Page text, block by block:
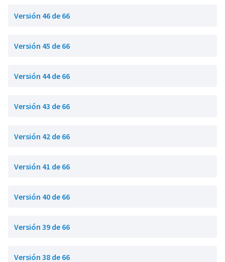
Versión 46 de 66
Versión 45 de 66
Versión 44 de 66
Versión 43 de 66
Versión 42 de 66
Versión 41 de 66
Versión 40 de 66
Versión 39 de 66
Versión 38 de 66